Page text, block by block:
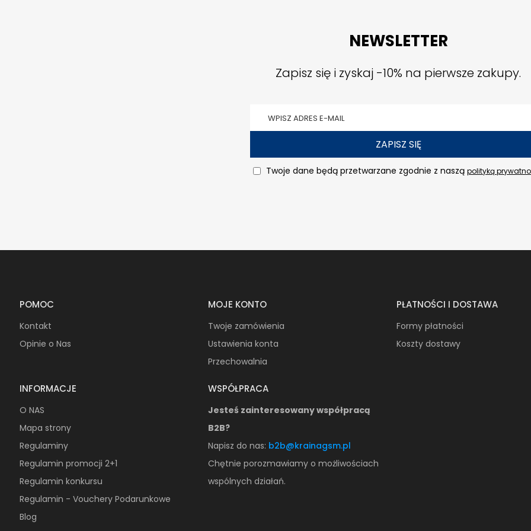
NEWSLETTER
Zapisz się i zyskaj -10% na pierwsze zakupy.
ZAPISZ SIĘ
Twoje dane będą przetwarzane zgodnie z naszą polityką
POMOC
Kontakt
Opinie o Nas
MOJE KONTO
Twoje zamówienia
Ustawienia konta
Przechowalnia
PŁATNOŚCI I DOSTAWA
Formy płatności
Koszty dostawy
INFORMACJE
O NAS
Mapa strony
Regulaminy
Regulamin promocji 2+1
Regulamin konkursu
Regulamin - Vouchery Podarunkowe
Blog
WSPÓŁPRACA
Jesteś zainteresowany współpracą
B2B?
Napisz do nas: b2b@krainagsm.pl
Chętnie porozmawiamy o możliwościach
wspólnych działań.